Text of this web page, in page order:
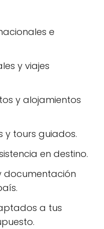
e
y viajes
y alojamientos
y tours guiados.
en destino.
documentación
a tus